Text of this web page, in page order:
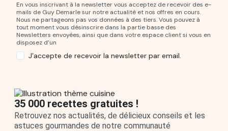
En vous inscrivant à la newsletter vous acceptez de recevoir des e-
mails de Guy Demarle sur notre actualité et nos offres en cours.
Nous ne partageons pas vos données à des tiers. Vous pouvez à
tout moment vous désinscrire dans la partie basse des
Newsletters envoyées, ainsi que dans votre espace client si vous en
disposez d’un
J’accepte de recevoir la newsletter par email.
35 000 recettes gratuites !
Retrouvez nos actualités, de délicieux conseils et les
astuces gourmandes de notre communauté